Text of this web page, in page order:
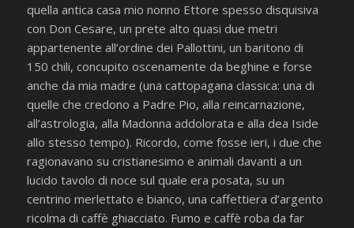
quella antica casa mio nonno Ettore spesso disquisiva
con Don Cesare, un prete alto quasi due metri
appartenente all’ordine dei Pallottini, un baritono di
150 chili, concupito oscenamente da beghine e forse
anche da mia madre (una cattopagana classica: una di
quelle che credono a Padre Pio, alla reincarnazione,
all’astrologia, alla Madonna addolorata e alla dea Iside
allo stesso tempo). Ricordo, come fosse ieri, i due che
ragionavano su cristianesimo e animali davanti a un
lucido tavolo di noce sul quale era posata, su un
centrino merlettato e bianco, una caffettiera d’argento
ricolma di caffè ghiacciato. Fumo e caffè roba da far